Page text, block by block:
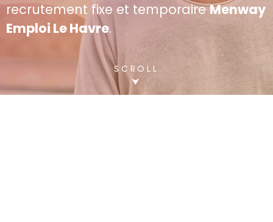
recrutement fixe et temporaireMenway
Emploi Le Havre.
SCROLL
⮟